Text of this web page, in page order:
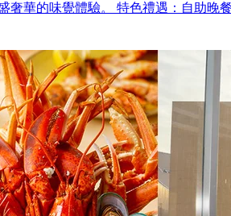
奢華的味覺體驗。 特色禮遇：自助晚